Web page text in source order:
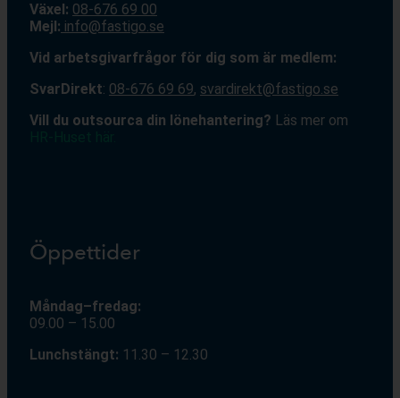
Växel: 08-676 69 00
Mejl : info@fastigo.se
Vid arbetsgivarfrågor för dig som är medlem:
SvarDirekt: 08-676 69 69, svardirekt@fastigo.se
Vill du outsourca din lönehantering? Läs mer om
Öppettider
Måndag–fredag:
09.00 – 15.00
Lunchstängt: 11.30 – 12.30